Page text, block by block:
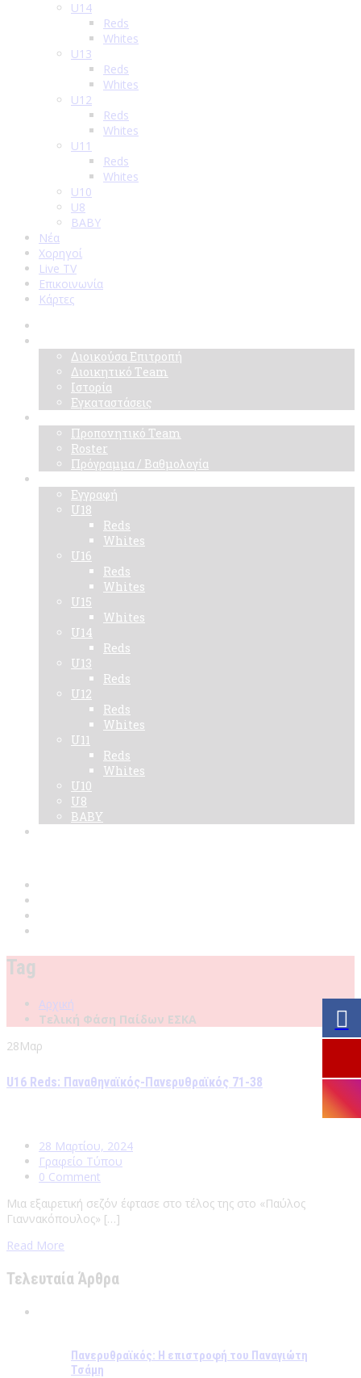
U14
Reds
Whites
U13
Reds
Whites
U12
Reds
Whites
U11
Reds
Whites
U10
U8
BABY
Νέα
Χορηγοί
Live TV
Επικοινωνία
Κάρτες
Διοικούσα Επιτροπή
Διοικητικό Τeam
Ιστορία
Εγκαταστάσεις
Προπονητικό Team
Roster
Πρόγραμμα / Βαθμολογία
Εγγραφή
U18
Reds
Whites
U16
Reds
Whites
U15
Whites
U14
Reds
U13
Reds
U12
Reds
Whites
U11
Reds
Whites
U10
U8
BABY
Tag
Αρχική
Τελική Φάση Παίδων ΕΣΚΑ
28Μαρ
U16 Reds: Παναθηναϊκός-Πανερυθραϊκός 71-38
28 Μαρτίου, 2024
Γραφείο Τύπου
0 Comment
Μια εξαιρετική σεζόν έφτασε στο τέλος της στο «Παύλος
Γιαννακόπουλος» […]
Read More
Τελευταία Άρθρα
Πανερυθραϊκός: Η επιστροφή του Παναγιώτη
Τσάμη